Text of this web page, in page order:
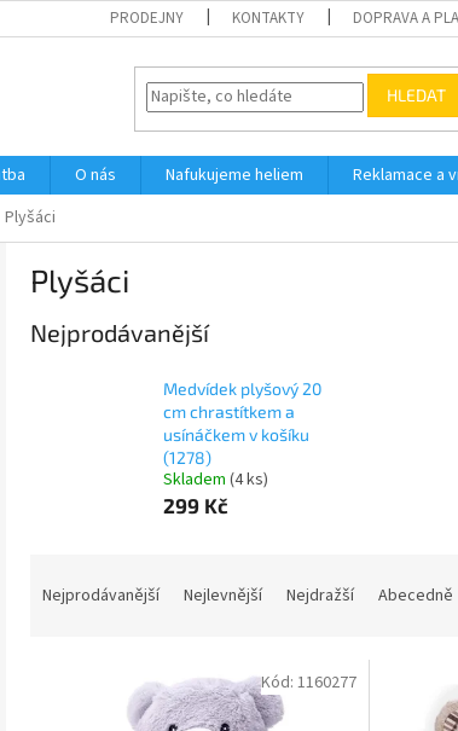
PRODEJNY KONTAKTY DOPRAVA A
HLEDAT
O nás Nafukujeme heliem Reklamace a
Plyšáci
Plyšáci
Nejprodávanější
Medvídek plyšový 20
cm chrastítkem a
usínáčkem v košíku
(1278)
Skladem (4 ks)
299 Kč
Nejprodávanější Nejlevnější Nejdražší Abecedně
Kód: 1160277